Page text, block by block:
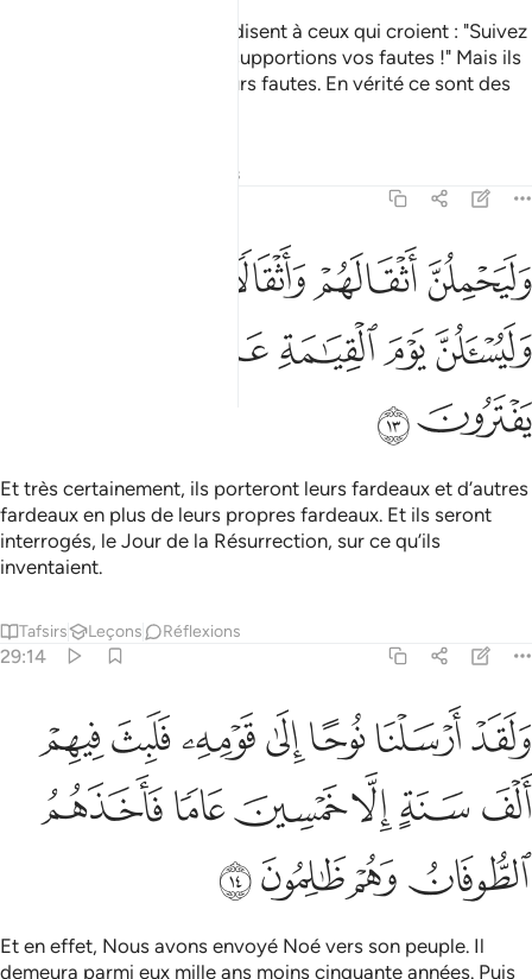
Et ceux qui ne croient pas disent à ceux qui croient : "Suivez
notre sentier, et que nous supportions vos fautes !" Mais ils
ne supporteront rien de leurs fautes. En vérité ce sont des
Réflexions
وليحملن اثقالهم واثقالا مع اثقالهم وليسالن يوم القيامة عما كانوا يفترون
وَلَيَحْمِلُنَّ أَثْقَالَهُمْ وَأَثْقَالًۭا مَّعَ أَثْقَالِهِمْ ۖ وَلَيُسْـَٔلُنَّ يَوْمَ ٱلْقِيَـٰمَةِ عَمَّا
ﲫﲬﲭ
ﲱﲲﲳﲴ
ﲶﲷ
Et très certainement, ils porteront leurs fardeaux et d’autres
fardeaux en plus de leurs propres fardeaux. Et ils seront
interrogés, le Jour de la Résurrection, sur ce qu’ils
inventaient.
Tafsirs Leçons Réflexions
29:14
ولقد ارسلنا نوحا الى قومه فلبث فيهم الف سنة الا خمسين عاما
وَلَقَدْ أَرْسَلْنَا نُوحًا إِلَىٰ قَوْمِهِۦ فَلَبِثَ فِيهِمْ أَلْفَ سَنَةٍ إِلَّا خَمْسِينَ عَامًۭا
ﲸﲹﲺﲻﲼﲽﲾ
ﲿﳀﳁﳂﳃﳄ
ﳅﳆﳇﳈ
Et en effet, Nous avons envoyé Noé vers son peuple. Il
demeura parmi eux mille ans moins cinquante années. Puis